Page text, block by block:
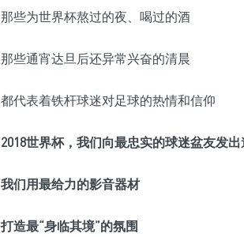
那些为世界杯熬过的夜、喝过的酒
那些通宵达旦后还异常兴奋的清晨
都代表着铁杆球迷对足球的热情和信仰
2018世界杯，我们向最忠实的球迷盆友发
我们用最给力的影音器材
打造最“身临其境”的氛围